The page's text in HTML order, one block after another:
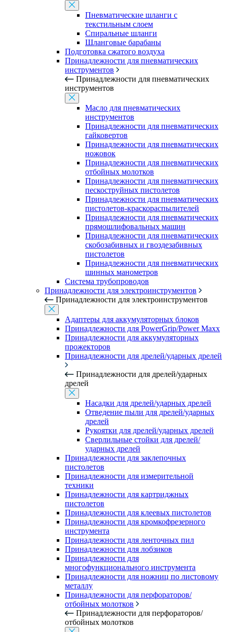
Пневматические шланги с
текстильным слоем
Спиральные шланги
Шланговые барабаны
Подготовка сжатого воздуха
Принадлежности для пневматических
инструментов
Принадлежности для пневматических
инструментов
Масло для пневматических
инструментов
Принадлежности для пневматических
гайковертов
Принадлежности для пневматических
ножовок
Принадлежности для пневматических
отбойных молотков
Принадлежности для пневматических
пескоструйных пистолетов
Принадлежности для пневматических
пистолетов-краскораспылителей
Принадлежности для пневматических
прямошлифовальных машин
Принадлежности для пневматических
скобозабивных и гвоздезабивных
пистолетов
Принадлежности для пневматических
шинных манометров
Система трубопроводов
Принадлежности для электроинструментов
Принадлежности для электроинструментов
Адаптеры для аккумуляторных блоков
Принадлежности для PowerGrip/Power Maxx
Принадлежности для аккумуляторных
прожекторов
Принадлежности для дрелей/ударных дрелей
Принадлежности для дрелей/ударных
дрелей
Насадки для дрелей/ударных дрелей
Отведение пыли для дрелей/ударных
дрелей
Рукоятки для дрелей/ударных дрелей
Сверлильные стойки для дрелей/
ударных дрелей
Принадлежности для заклепочных
пистолетов
Принадлежности для измерительной
техники
Принадлежности для картриджных
пистолетов
Принадлежности для клеевых пистолетов
Принадлежности для кромкофрезерного
инструмента
Принадлежности для ленточных пил
Принадлежности для лобзиков
Принадлежности для
многофункционального инструмента
Принадлежности для ножниц по листовому
металлу
Принадлежности для перфораторов/
отбойных молотков
Принадлежности для перфораторов/
отбойных молотков